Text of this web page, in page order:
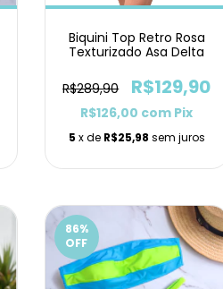
Biquini Top Retro Rosa
Texturizado Asa Delta
R$289,90 R$129,90
R$126,00 com Pix
5 x de R$25,98 sem juros
86%
OFF